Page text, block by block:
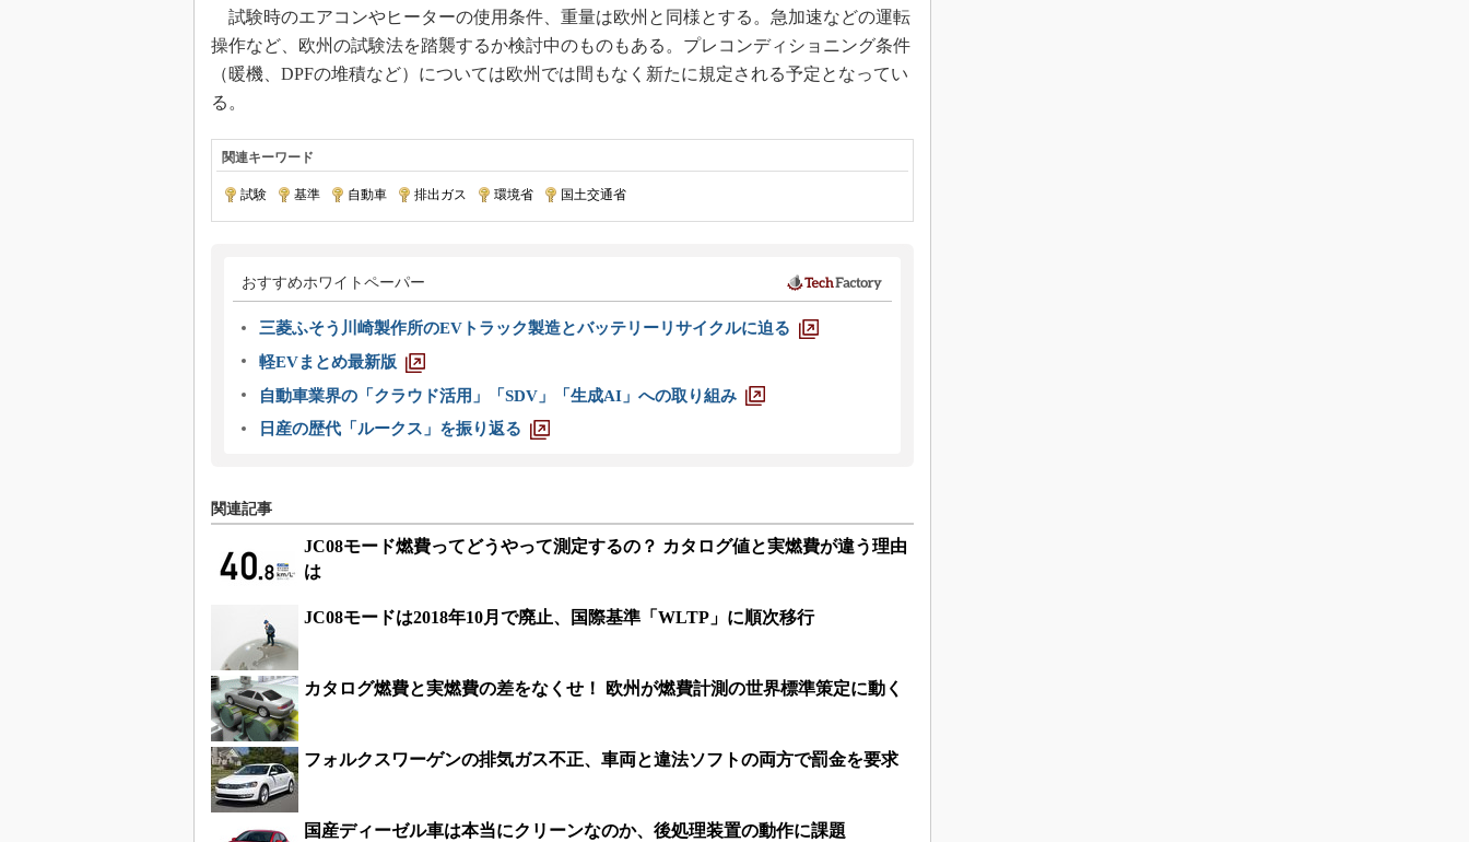
試験時のエアコンやヒーターの使用条件、重量は欧州と同様とする。急加速などの運転
操作など、欧州の試験法を踏襲するか検討中のものもある。プレコンディショニング条件
（暖機、DPFの堆積など）については欧州では間もなく新たに規定される予定となってい
る。
関連キーワード
試験 基準 自動車 排出ガス 環境省 国土交通省
おすすめホワイトペーパー
三菱ふそう川崎製作所のEVトラック製造とバッテリーリサイクルに迫る
軽EVまとめ最新版
自動車業界の「クラウド活用」「SDV」「生成AI」への取り組み
日産の歴代「ルークス」を振り返る
関連記事
JC08モード燃費ってどうやって測定するの？ カタログ値と実燃費が違う理由
は
JC08モードは2018年10月で廃止、国際基準「WLTP」に順次移行
カタログ燃費と実燃費の差をなくせ！ 欧州が燃費計測の世界標準策定に動く
フォルクスワーゲンの排気ガス不正、車両と違法ソフトの両方で罰金を要求
国産ディーゼル車は本当にクリーンなのか、後処理装置の動作に課題